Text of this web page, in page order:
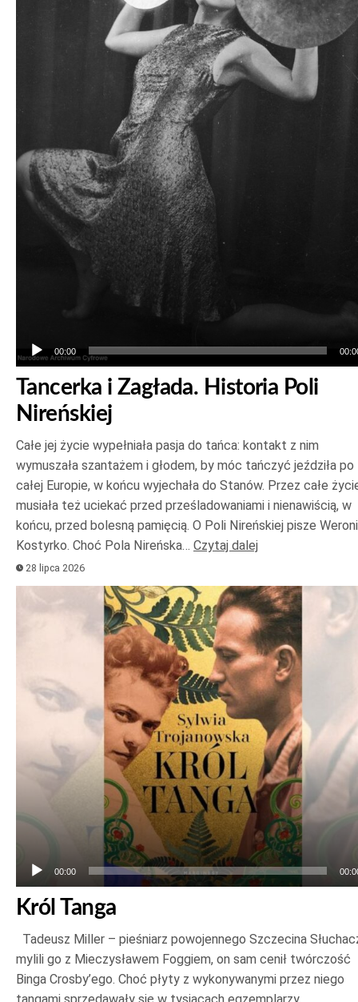
00:00
Tancerka i Zagłada. Historia Poli
Nireńskiej
Całe jej życie wypełniała pasja do tańca: kontakt z nim
wymuszała szantażem i głodem, by móc tańczyć jeździła po
całej Europie, w końcu wyjechała do Stanów. Przez całe
musiała też uciekać przed prześladowaniami i nienawiścią, w
końcu, przed bolesną pamięcią. O Poli Nireńskiej pisze
Kostyrko. Choć Pola Nireńska… Czytaj dalej
28 lipca 2026
plików
00:00
Król Tanga
Tadeusz Miller – pieśniarz powojennego Szczecina
mylili go z Mieczysławem Foggiem, on sam cenił twórczość
Binga Crosby’ego. Choć płyty z wykonywanymi przez niego
tangami sprzedawały się w tysiącach egzemplarzy,